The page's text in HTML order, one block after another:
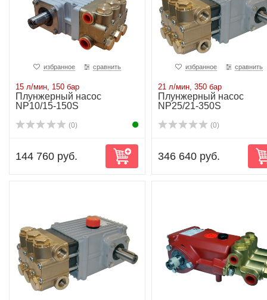
избранное сравнить
15 л/мин, 150 бар
Плунжерный насос
NP10/15-150S
(0)
144 760 руб.
избранное сравнить
21 л/мин, 350 бар
Плунжерный насос
NP25/21-350S
(0)
346 640 руб.